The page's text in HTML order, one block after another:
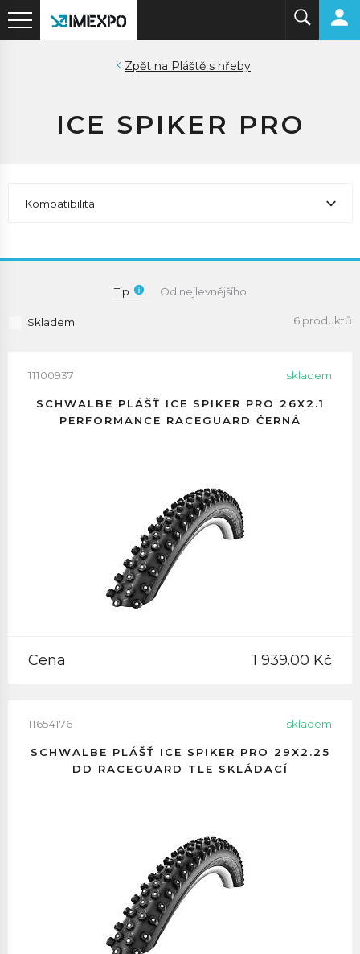
Pláště s hřeby
ICE SPIKER PRO
Kompatibilita
Tip Od nejlevnějšího
Skladem 6 produktů
11100937 skladem
SCHWALBE PLÁŠŤ ICE SPIKER PRO 26X2.1
PERFORMANCE RACEGUARD ČERNÁ
Cena 1 939.00 Kč
11654176 skladem
SCHWALBE PLÁŠŤ ICE SPIKER PRO 29X2.25
DD RACEGUARD TLE SKLÁDACÍ